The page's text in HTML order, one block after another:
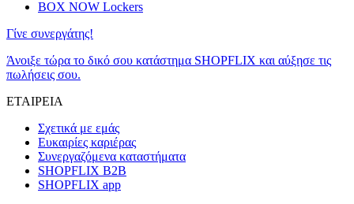
BOX NOW Lockers
Γίνε συνεργάτης!
Άνοιξε τώρα το δικό σου κατάστημα SHOPFLIX και αύξησε τις
πωλήσεις σου.
ΕΤΑΙΡΕΙΑ
Σχετικά με εμάς
Ευκαιρίες καριέρας
Συνεργαζόμενα καταστήματα
SHOPFLIX B2B
SHOPFLIX app